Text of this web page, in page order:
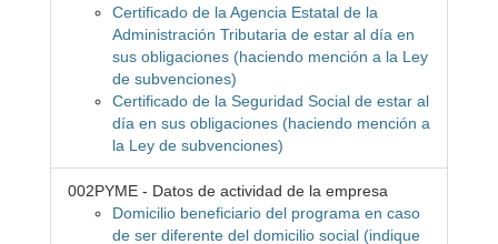
Certificado de la Agencia Estatal de la
Administración Tributaria de estar al día en
sus obligaciones (haciendo mención a la Ley
de subvenciones)
Certificado de la Seguridad Social de estar al
día en sus obligaciones (haciendo mención a
la Ley de subvenciones)
002PYME - Datos de actividad de la empresa
Domicilio beneficiario del programa en caso
de ser diferente del domicilio social (indique